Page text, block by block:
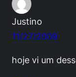
Justino
11/27/2009
hoje vi um